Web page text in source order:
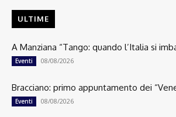
ULTIME
A Manziana “Tango: quando l’Italia si
Eventi 08/08/2026
Bracciano: primo appuntamento dei
Eventi 08/08/2026